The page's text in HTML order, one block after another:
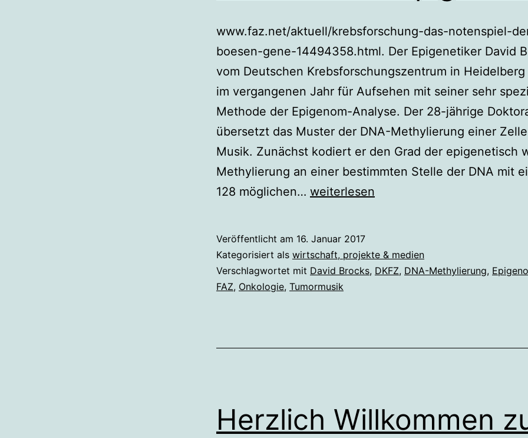
www.faz.net/aktuell/krebsforschung-das-notenspiel-
boesen-gene-14494358.html. Der Epigenetiker David
vom Deutschen Krebsforschungszentrum in
im vergangenen Jahr für Aufsehen mit seiner sehr
Methode der Epigenom-Analyse. Der 28-jährige
übersetzt das Muster der DNA-Methylierung einer
Musik. Zunächst kodiert er den Grad der epigenetisch
Methylierung an einer bestimmten Stelle der DNA mit
128 möglichen… Das
weiterlesen
Veröffentlicht am 16. Januar 2017
Kategorisiert als wirtschaft, projekte & medien
Verschlagwortet mit David Brocks, DKFZ, DNA-Methylierung,
FAZ, Onkologie, Tumormusik
Herzlich Willkommen